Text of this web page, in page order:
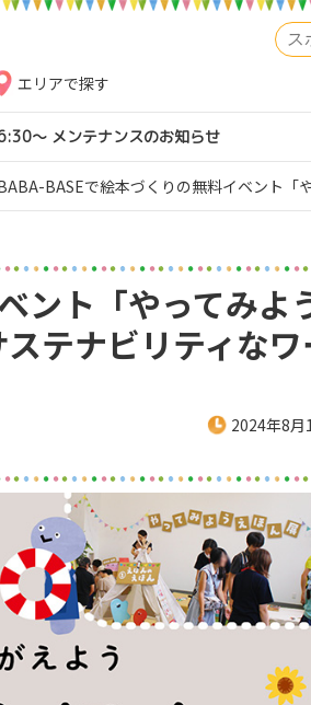
エリアで探す
～ メンテナンスのお知らせ
BASEで絵本づくりの無料イベント
ント「やってみよ
テナビリティなワ
2024年8月